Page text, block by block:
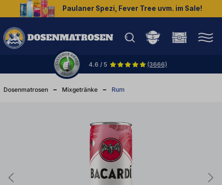
springen Paulaner Spezi, Fever Tree uvm. im Sale!
4.6 / 5 (3666)
Dosenmatrosen Mixgetränke Rum